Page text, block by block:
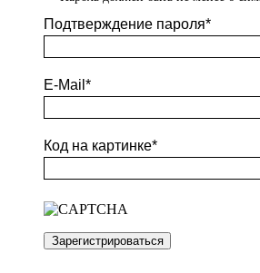
Подтверждение пароля*
E-Mail *
Код на картинке*